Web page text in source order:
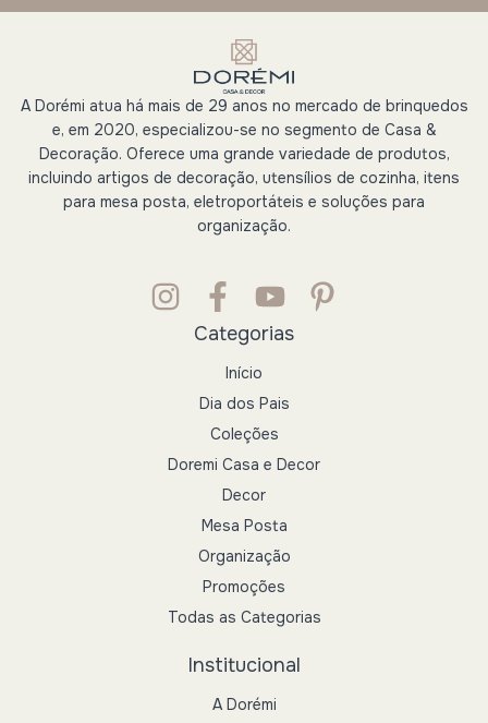
A Dorémi atua há mais de 29 anos no mercado de brinquedos
e, em 2020, especializou-se no segmento de Casa &
Decoração. Oferece uma grande variedade de produtos,
incluindo artigos de decoração, utensílios de cozinha, itens
para mesa posta, eletroportáteis e soluções para
organização.
Categorias
Início
Dia dos Pais
Coleções
Doremi Casa e Decor
Decor
Mesa Posta
Organização
Promoções
Todas as Categorias
Institucional
A Dorémi